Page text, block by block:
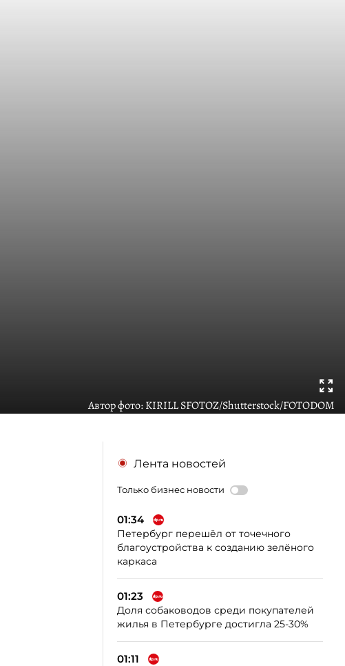
Автор фото:KIRILL SFOTOZ/Shutterstock/FOTODOM
Лента новостей
Только бизнес новости
01:34
Петербург перешёл от точечного
благоустройства к созданию зелёного
каркаса
01:23
Доля собаководов среди покупателей
жилья в Петербурге достигла 25-30%
01:11